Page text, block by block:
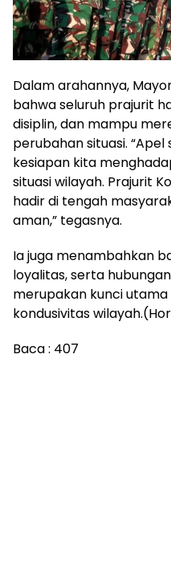
Dalam arahannya,
bahwa seluruh prajurit
disiplin, dan mampu
perubahan situasi.
kesiapan kita
situasi wilayah. Prajurit
hadir di tengah
aman,” tegasnya.
Ia juga menambahkan
loyalitas, serta
merupakan kunci
kondusivitas
Baca : 407